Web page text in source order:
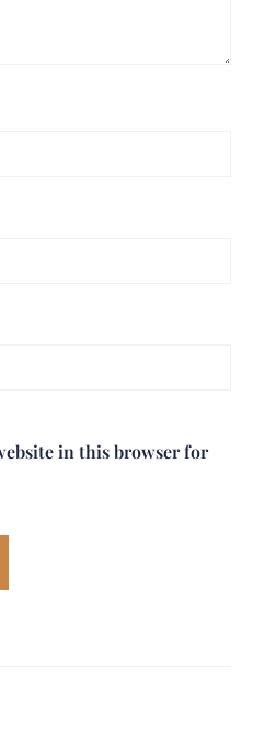
in this browser for